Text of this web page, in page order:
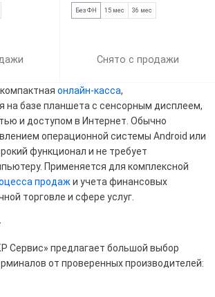
Без ФН 15 мес 36 мес
Снято с продажи
онлайн-касса,
на базе планшета с сенсорным дисплеем,
и доступом в Интернет. Обычно
операционной системы Android или
функционал и не требует
Применяется для комплексной
продажи учета финансовых
торговле и сфере услуг.
Сервис» предлагает большой выбор
от проверенных производителей: